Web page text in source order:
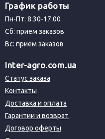
График работы
Пн-Пт: 8:30-17:00
Сб: прием заказов
Вс: прием заказов
Inter-agro.com.ua
Статус заказа
Контакты
Доставка и оплата
Гарантии и возврат
Договор оферты